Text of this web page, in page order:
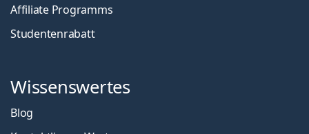
Affiliate Programms
Studentenrabatt
Wissenswertes
Blog